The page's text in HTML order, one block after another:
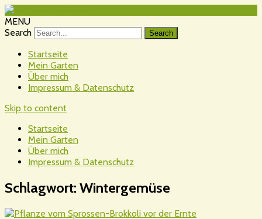
MENU
Search
Startseite
Mein Garten
Über mich
Impressum & Datenschutz
Skip to content
Startseite
Mein Garten
Über mich
Impressum & Datenschutz
Schlagwort: Wintergemüse